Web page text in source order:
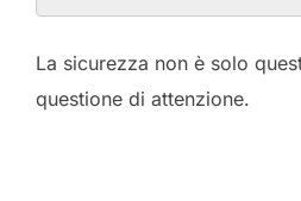
La sicurezza non è solo
questione di attenzione.